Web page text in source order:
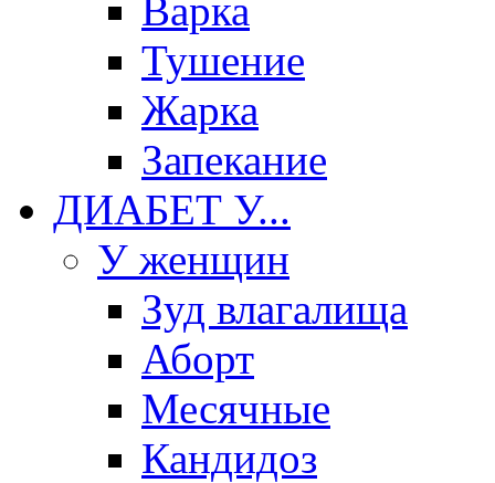
Варка
Тушение
Жарка
Запекание
ДИАБЕТ У...
У женщин
Зуд влагалища
Аборт
Месячные
Кандидоз